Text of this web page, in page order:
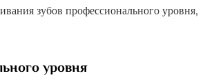
зубов профессионального уровня,
уровня